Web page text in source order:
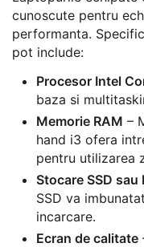
cunoscute pentru
performanta.
pot include:
Procesor Intel
baza si
Memorie RAM –
hand i3 ofera
pentru utilizarea
Stocare SSD sau
SSD va
incarcare.
Ecran de calitate